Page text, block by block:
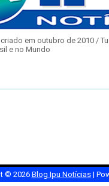
em outubro de 2010 /
e no Mundo
© 2026 Blog Ipu Notícias|